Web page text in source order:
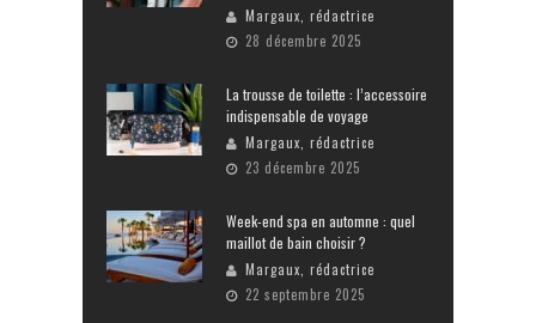
Margaux, rédactrice
28 décembre 2025
La trousse de toilette : l’accessoire
indispensable de voyage
Margaux, rédactrice
23 décembre 2025
Week-end spa en automne : quel
maillot de bain choisir ?
Margaux, rédactrice
22 septembre 2025